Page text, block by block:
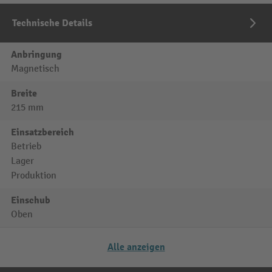
Technische Details
Anbringung
Magnetisch
Breite
215 mm
Einsatzbereich
Betrieb
Lager
Produktion
Einschub
Oben
Alle anzeigen